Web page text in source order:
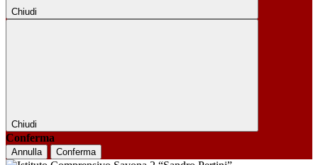
Chiudi
Chiudi
Conferma
Annulla Conferma